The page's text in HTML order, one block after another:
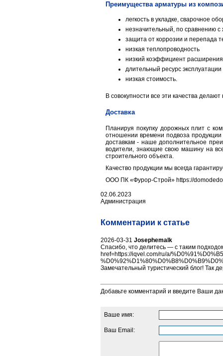
Преимущества арматуры из
легкость в укладке, сварочное
незначительный, по сравнению с
защита от коррозии и перепада
низкая теплопроводность
низкий коэффициент расширения
длительный ресурс эксплуатации
низкая стоимость.
В совокупности все эти качества
Доставка
Планируя покупку дорожных плит с
отношении времени подвоза
доставкам - наше дополнительное
водители, знающие свою машину на
строительного объекта.
Качество продукции мы всегда
ООО ПК «Фурор-Строй» https://
02.06.2023
Администрация
Комментарии к статье
2026-03-31 Josephemalk
Спасибо, что делитесь — с таким
href=https://iqvel.com/ru/a/
Замечательный туристический блог! Так
Добавьте комментарий и введите Ваши
Ваше имя:
Ваш Email: